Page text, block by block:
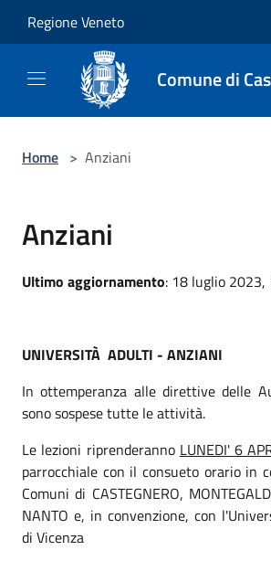
Regione Veneto
Comune di
Home > Anziani
Anziani
Ultimo aggiornamento: 18 luglio 2023,
UNIVERSITÀ ADULTI - ANZIANI
In ottemperanza alle direttive delle
sono sospese tutte le attività.
Le lezioni riprenderanno LUNEDI' 6
parrocchiale con il consueto orario in
Comuni di CASTEGNERO,
NANTO e, in convenzione, con
di Vicenza